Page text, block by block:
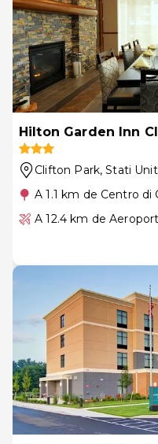
Hilton Garden Inn
Clifton Park, Stati
A 1.1 km de Centro di
A 12.4 km de